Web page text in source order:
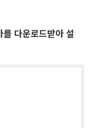
다운로드받아 설